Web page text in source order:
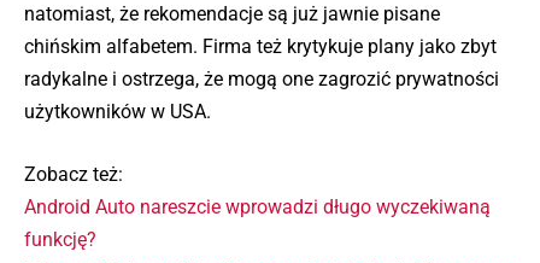
natomiast, że rekomendacje są już jawnie pisane
chińskim alfabetem. Firma też krytykuje plany jako zbyt
radykalne i ostrzega, że mogą one zagrozić prywatności
użytkowników w USA.
Zobacz też:
Android Auto nareszcie wprowadzi długo wyczekiwaną
funkcję?